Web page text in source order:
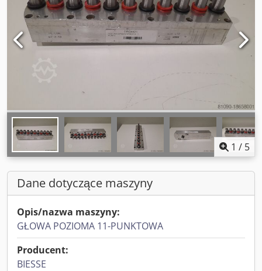
1 / 5
Dane dotyczące maszyny
Opis/nazwa maszyny:
GŁOWA POZIOMA 11-PUNKTOWA
Producent:
BIESSE